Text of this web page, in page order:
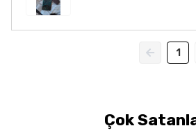
1
Çok